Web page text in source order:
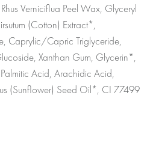
Verniciflua Peel Wax, Glyceryl
(Cotton) Extract*,
Caprylic/Capric Triglyceride,
Xanthan Gum, Glycerin*,
Acid, Arachidic Acid,
(Sunflower) Seed Oil*, CI 77499